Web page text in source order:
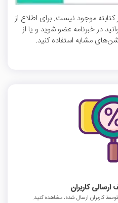
موجود نیست. برای اطلاع از
در خبرنامه عضو شوید و یا از
مشابه استفاده کنید.
کاربران
کاربران ارسال شده، مشاهده کنید.